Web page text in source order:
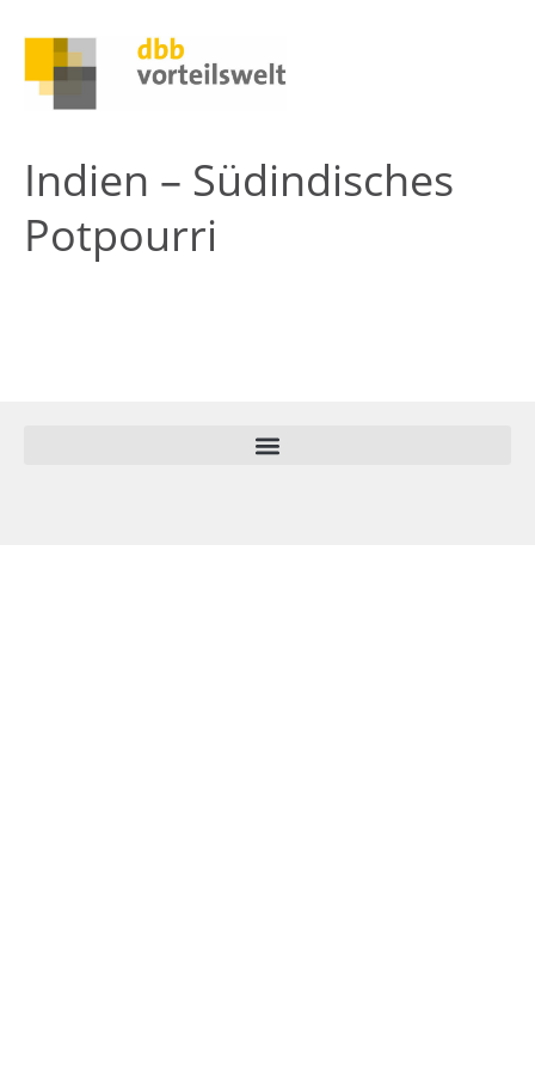
Indien – Südindisches
Potpourri